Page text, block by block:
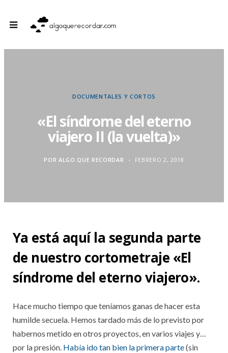
DOCUMENTALES Y CORTOS
«El síndrome del eterno
viajero II (la vuelta)»
PORALGO QUE RECORDAR FEBRERO 2, 2018
Ya está aquí la segunda parte
de nuestro cortometraje «El
síndrome del eterno viajero».
Hace mucho tiempo que teníamos ganas de hacer esta
humilde secuela. Hemos tardado más de lo previsto por
habernos metido en otros proyectos, en varios viajes y…
por la presión. Había ido tan bien la primera parte(sin